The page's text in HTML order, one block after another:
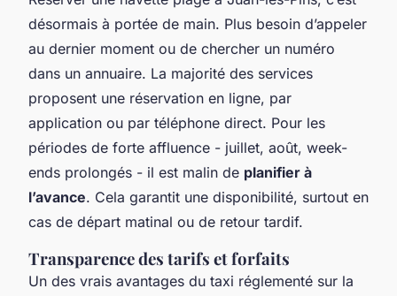
désormais à portée de main. Plus besoin d’appeler
au dernier moment ou de chercher un numéro
dans un annuaire. La majorité des services
proposent une réservation en ligne, par
application ou par téléphone direct. Pour les
périodes de forte affluence - juillet, août, week-
ends prolongés - il est malin de planifier à
l’avance. Cela garantit une disponibilité, surtout en
cas de départ matinal ou de retour tardif.
Transparence des tarifs et forfaits
Un des vrais avantages du taxi réglementé sur la